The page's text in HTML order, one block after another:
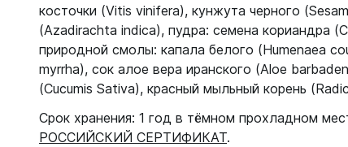
косточки (Vitis vinifera), кунжута черного
(Azadirachta indica), пудра: семена кориандра
природной смолы: капала белого (Humenaea
myrrha), сок алое вера иранского (Aloe
(Cucumis Sativa), красный мыльный корень
Срок хранения: 1 год в тёмном прохладном
РОССИЙСКИЙ СЕРТИФИКАТ.